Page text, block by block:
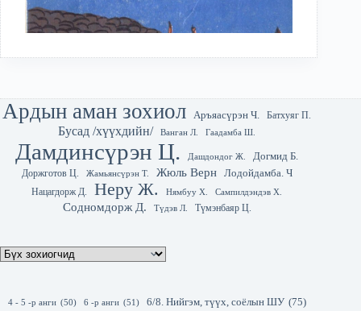
Ардын аман зохиол Аръяасүрэн Ч. Батхуяг П.
Бусад /хүүхдийн/ Ванган Л. Гаадамба Ш.
Дамдинсүрэн Ц. Дашдондог Ж.
Догмид Б.
Доржготов Ц.
Жамьянсүрэн Т. Жюль Верн Лодойдамба. Ч
Нацагдорж Д. Неру Ж. Нямбуу Х. Сампилдэндэв Х.
Содномдорж Д. Түдэв Л. Түмэнбаяр Ц.
4 - 5 -р анги (50) 6 -р анги (51) 6/8. Нийгэм, түүх, соёлын ШУ (75)